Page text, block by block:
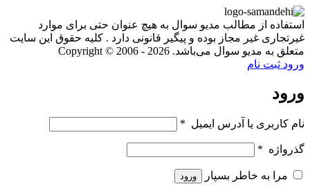
استفاده از مطالب مدیو سوال به هیچ عنوان حتی برای موارد
غیرتجاری غیر مجاز بوده و پیگیر قانونی دارد . کلیه حقوق این سایت
متعلق به مدیو سوال می‌باشد. Copyright © 2006 - 2026
ورود ثبت نام
ورود
نام کاربری یا آدرس ایمیل *
گذرواژه *
مرا به خاطر بسپار ورود